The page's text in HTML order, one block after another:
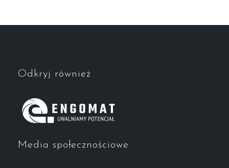
Odkryj również
Media społecznościowe